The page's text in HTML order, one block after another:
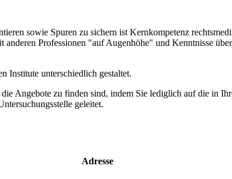
sowie Spuren zu sichern ist Kernkompetenz
Professionen "auf Augenhöhe" und Kenntnisse
Institute unterschiedlich gestaltet.
Angebote zu finden sind, indem Sie lediglich auf die in
geleitet.
Adresse